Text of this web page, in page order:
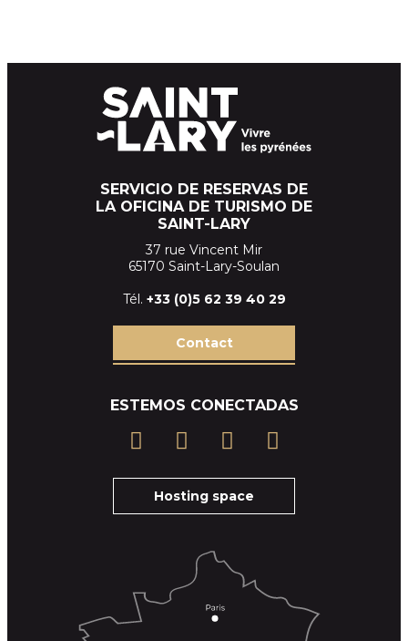
SERVICIO DE RESERVAS DE
LA OFICINA DE TURISMO DE
SAINT-LARY
37 rue Vincent Mir
65170 Saint-Lary-Soulan
Tél. +33 (0)5 62 39 40 29
Contact
ESTEMOS CONECTADAS
Hosting space